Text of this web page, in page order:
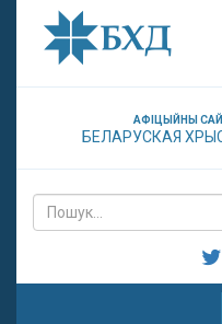
АФІЦЫЙНЫ
БЕЛАРУСКАЯ